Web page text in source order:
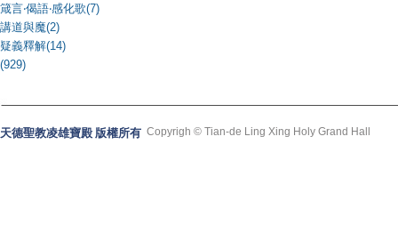
箴言‧偈語‧感化歌(7)
講道與魔(2)
疑義釋解(14)
(929)
天德聖教凌雄寶殿 版權所有 Copyrigh © Tian-de Ling Xing Holy Grand Hall